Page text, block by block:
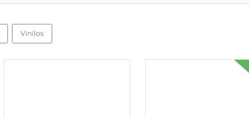
Vinilos
Ver más Hojas de pegatinas a